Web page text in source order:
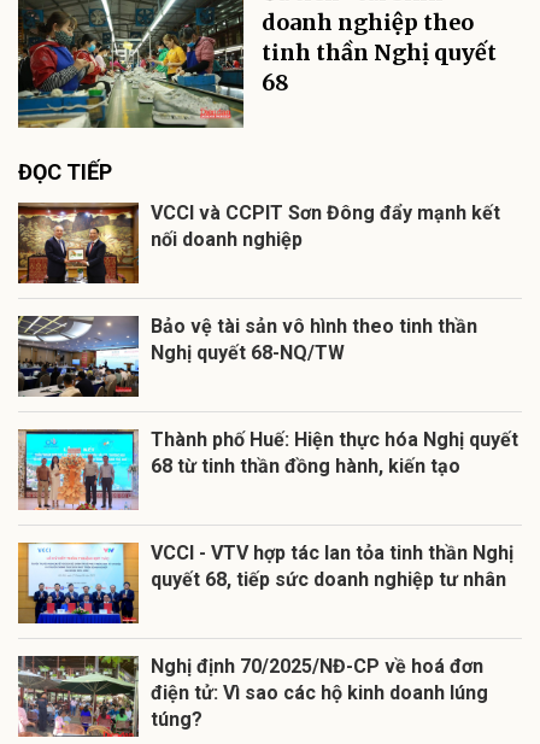
doanh nghiệp theo
tinh thần Nghị quyết
68
ĐỌC TIẾP
VCCI và CCPIT Sơn Đông đẩy mạnh kết
nối doanh nghiệp
Bảo vệ tài sản vô hình theo tinh thần
Nghị quyết 68-NQ/TW
Thành phố Huế: Hiện thực hóa Nghị quyết
68 từ tinh thần đồng hành, kiến tạo
VCCI - VTV hợp tác lan tỏa tinh thần Nghị
quyết 68, tiếp sức doanh nghiệp tư nhân
Nghị định 70/2025/NĐ-CP về hoá đơn
điện tử: Vì sao các hộ kinh doanh lúng
túng?